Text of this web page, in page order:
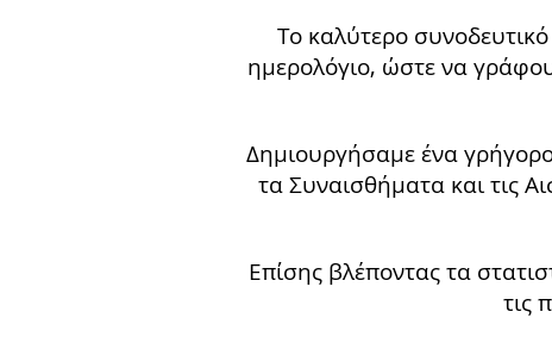
Το καλύτερο
ημερολόγιο, ώστε να
Δημιουργήσαμε ένα
τα Συναισθήματα και τις
Επίσης βλέποντας τα
τις